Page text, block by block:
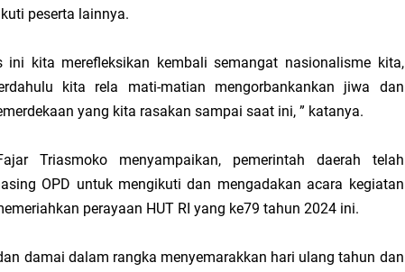
peserta lainnya.
ini kita merefleksikan kembali semangat nasionalisme kita,
kita rela mati-matian mengorbankankan jiwa dan
yang kita rasakan sampai saat ini, ” katanya.
Triasmoko menyampaikan, pemerintah daerah telah
OPD untuk mengikuti dan mengadakan acara kegiatan
perayaan HUT RI yang ke79 tahun 2024 ini.
damai dalam rangka menyemarakkan hari ulang tahun dan